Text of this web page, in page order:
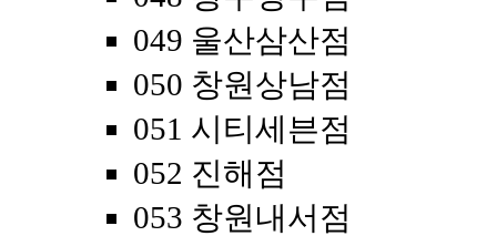
049 울산삼산점
050 창원상남점
051 시티세븐점
052 진해점
053 창원내서점